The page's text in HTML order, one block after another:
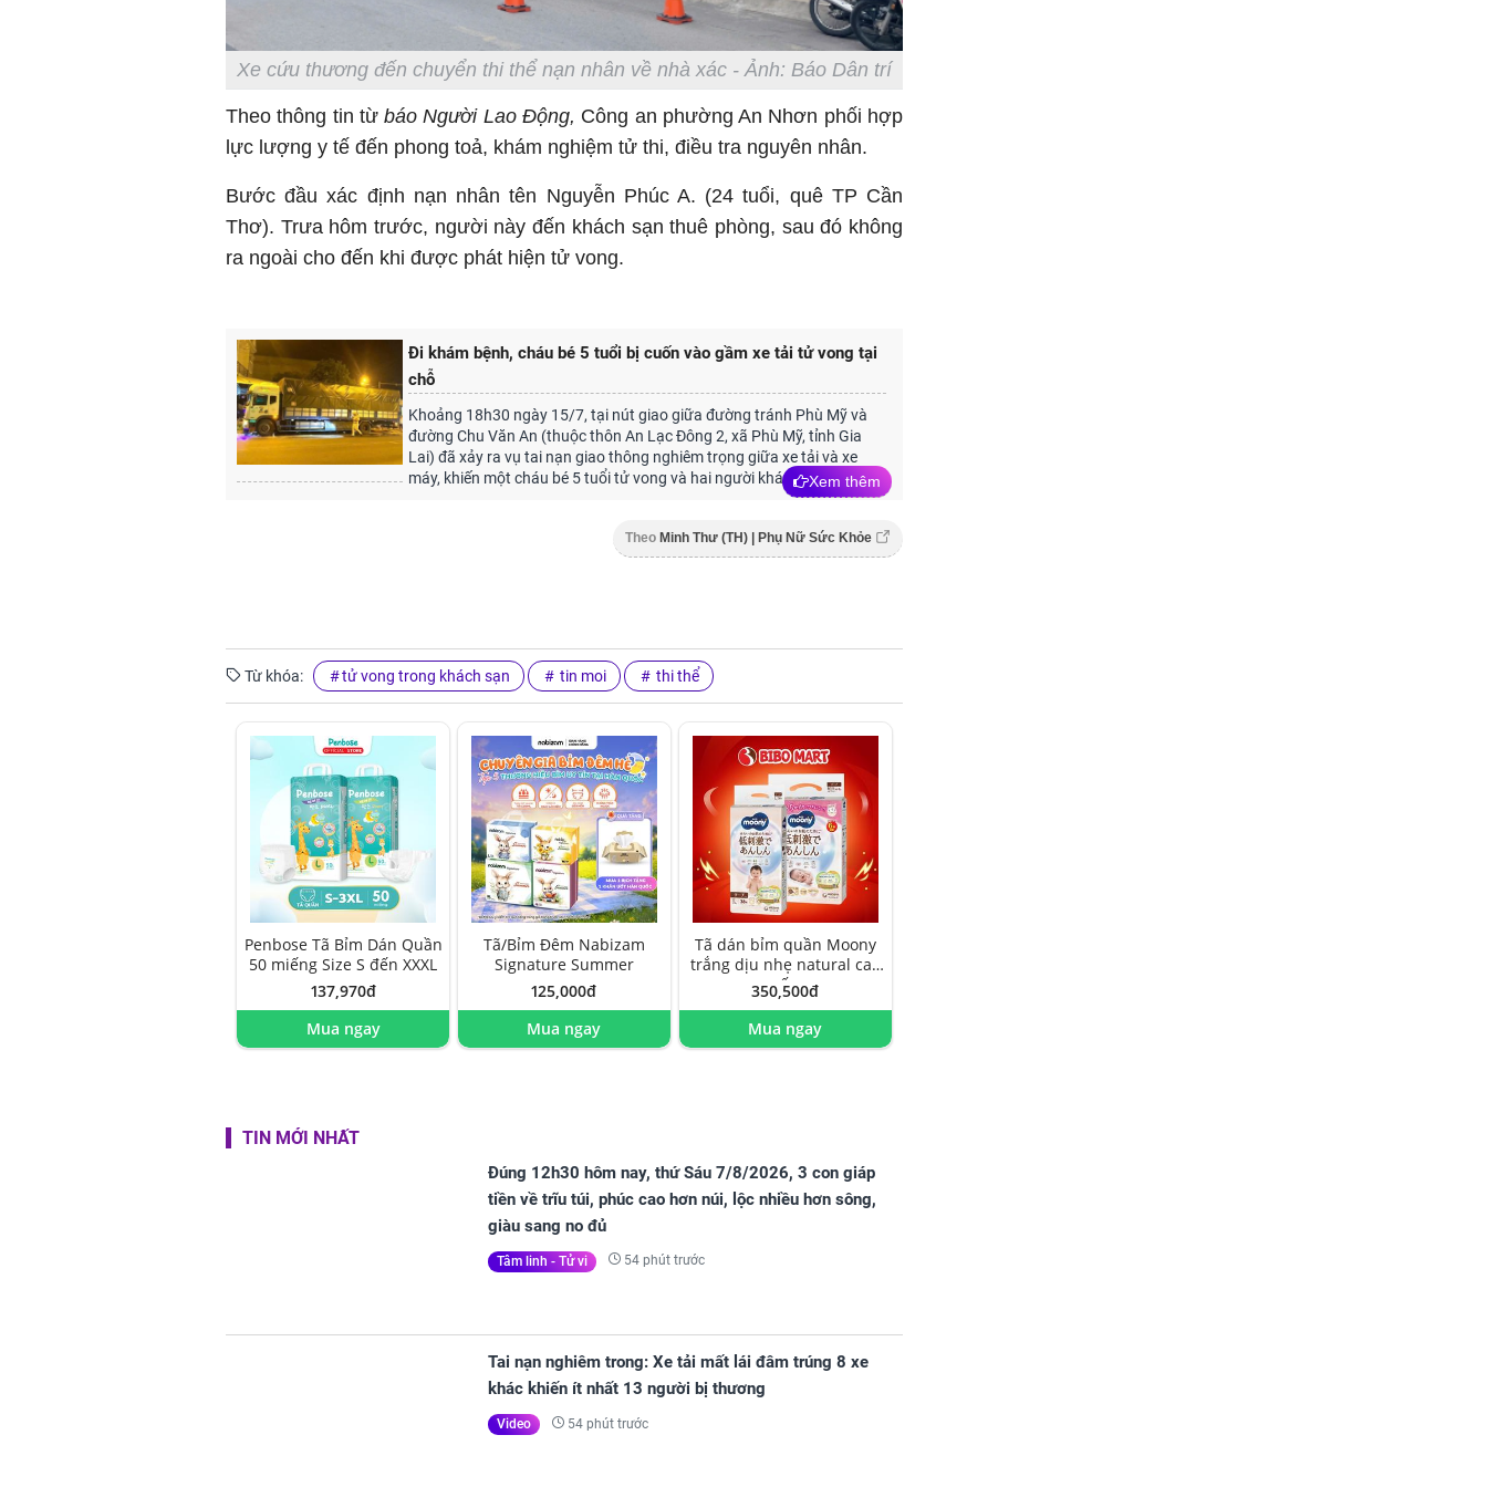
Xe cứu thương đến chuyển thi thể nạn nhân về nhà xác - Ảnh: Báo Dân trí
Theo thông tin từbáo Người Lao Động, Công an phường An Nhơn phối hợp
lực lượng y tế đến phong toả, khám nghiệm tử thi, điều tra nguyên nhân.
Bước đầu xác định nạn nhân tên Nguyễn Phúc A. (24 tuổi, quê TP Cần
Thơ). Trưa hôm trước, người này đến khách sạn thuê phòng, sau đó không
ra ngoài cho đến khi được phát hiện tử vong.
Đi khám bệnh, cháu bé 5 tuổi bị cuốn vào gầm xe tải tử vong tại
chỗ
Khoảng 18h30 ngày 15/7, tại nút giao giữa đường tránh Phù Mỹ và
đường Chu Văn An (thuộc thôn An Lạc Đông 2, xã Phù Mỹ, tỉnh Gia
Lai) đã xảy ra vụ tai nạn giao thông nghiêm trọng giữa xe tải và xe
máy, khiến một cháu bé 5 tuổi tử vong và hai người khác bị thương.
Xem thêm
Theo Minh Thư (TH) | Phụ Nữ Sức Khỏe
Từ khóa: tử vong trong khách sạn tin moi thi thể
Penbose Tã Bỉm Dán Quần
50 miếng Size S đến XXXL
137,970đ
Mua ngay
Tã/Bỉm Đêm Nabizam
Signature Summer
125,000đ
Mua ngay
Tã dán bỉm quần Moony
trắng dịu nhẹ natural cao
cấp
350,500đ
Mua ngay
TIN MỚI NHẤT
Đúng 12h30 hôm nay, thứ Sáu 7/8/2026, 3 con giáp
tiền về trĩu túi, phúc cao hơn núi, lộc nhiều hơn sông,
giàu sang no đủ
Tâm linh - Tử vi 54 phút trước
Tai nạn nghiêm trong: Xe tải mất lái đâm trúng 8 xe
khác khiến ít nhất 13 người bị thương
Video 54 phút trước